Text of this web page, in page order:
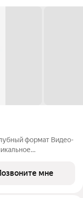
формат Видео-
уголок 3.
1
мне